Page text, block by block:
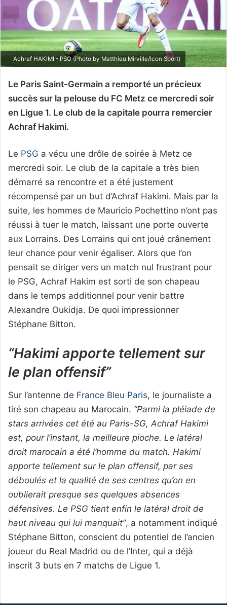
Achraf HAKIMI - PSG (Photo by Matthieu Mirville/Icon Sport)
Le Paris Saint-Germain a remporté un précieux
succès sur la pelouse du FC Metz ce mercredi soir
en Ligue 1. Le club de la capitale pourra remercier
Achraf Hakimi.
Le PSG a vécu une drôle de soirée à Metz ce
mercredi soir. Le club de la capitale a très bien
démarré sa rencontre et a été justement
récompensé par un but d’Achraf Hakimi. Mais par la
suite, les hommes de Mauricio Pochettino n’ont pas
réussi à tuer le match, laissant une porte ouverte
aux Lorrains. Des Lorrains qui ont joué crânement
leur chance pour venir égaliser. Alors que l’on
pensait se diriger vers un match nul frustrant pour
le PSG, Achraf Hakim est sorti de son chapeau
dans le temps additionnel pour venir battre
Alexandre Oukidja. De quoi impressionner
Stéphane Bitton.
“Hakimi apporte tellement sur
le plan offensif”
Sur l’antenne de France Bleu Paris, le journaliste a
tiré son chapeau au Marocain. “Parmi la pléiade de
stars arrivées cet été au Paris-SG, Achraf Hakimi
est, pour l’instant, la meilleure pioche. Le latéral
droit marocain a été l’homme du match. Hakimi
apporte tellement sur le plan offensif, par ses
déboulés et la qualité de ses centres qu’on en
oublierait presque ses quelques absences
défensives. Le PSG tient enfin le latéral droit de
haut niveau qui lui manquait”, a notamment indiqué
Stéphane Bitton, conscient du potentiel de l’ancien
joueur du Real Madrid ou de l’Inter, qui a déjà
inscrit 3 buts en 7 matchs de Ligue 1.